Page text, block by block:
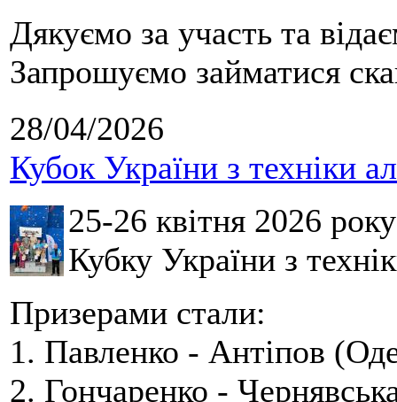
Дякуємо за участь та
Запрошуємо займатися
28/04/2026
Кубок України з техніки
25-26 квітня 2026
Кубку України з
Призерами стали:
1. Павленко - Антіпов
2. Гончаренко -